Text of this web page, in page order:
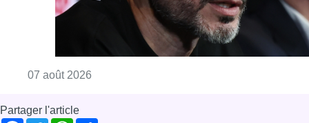
07 août 2026
Partager l'article